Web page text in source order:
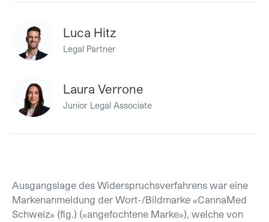
Luca Hitz
Legal Partner
Laura Verrone
Junior Legal Associate
Ausgangslage des Widerspruchsverfahrens war eine
Markenanmeldung der Wort-/Bildmarke «CannaMed
Schweiz» (fig.) («angefochtene Marke»), welche von